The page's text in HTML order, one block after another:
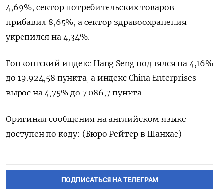
4,69%, сектор потребительских товаров
прибавил 8,65%​, а сектор здравоохранения
укрепился на 4,34%.
Гонконгский индекс Hang Seng поднялся на 4,16%
до 19.924,58​ пункта, а индекс China Enterprises
вырос на 4,75% до 7.086,7 пункта.
Оригинал сообщения на английском языке
доступен по коду: (Бюро Рейтер в Шанхае)
ПОДПИСАТЬСЯ НА ТЕЛЕГРАМ